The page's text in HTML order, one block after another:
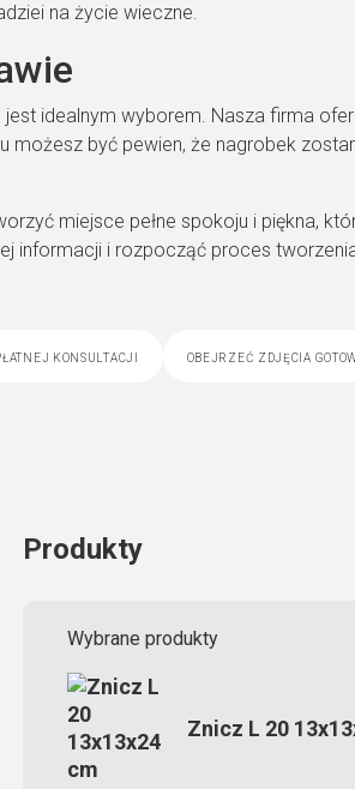
na życie wieczne.
idealnym wyborem. Nasza firma
możesz być pewien, że nagrobek
miejsce pełne spokoju i piękna,
informacji i rozpocząć proces
konsultacji obejrzeć zdjęcia
Produkty
Wybrane produkty
Znicz L 20